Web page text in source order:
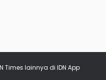
Times lainnya di IDN App